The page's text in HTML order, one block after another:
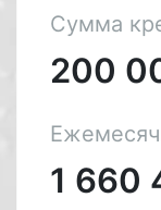
Сумма
200
1 660